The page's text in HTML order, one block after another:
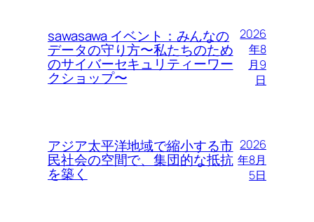
sawasawa イベント：みんなの
データの守り方〜私たちのため
のサイバーセキュリティーワー
クショップ〜
2026
年8
月9
日
アジア太平洋地域で縮小する市
民社会の空間で、集団的な抵抗
を築く
2026
年8月
5日